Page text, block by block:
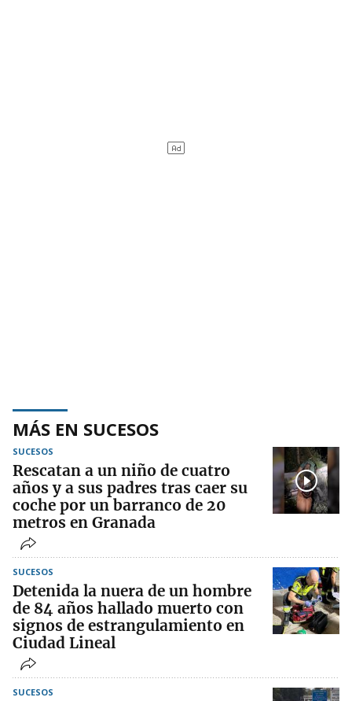
MÁS EN SUCESOS
SUCESOS
Rescatan a un niño de cuatro
años y a sus padres tras caer su
coche por un barranco de 20
metros en Granada
SUCESOS
Detenida la nuera de un hombre
de 84 años hallado muerto con
signos de estrangulamiento en
Ciudad Lineal
SUCESOS